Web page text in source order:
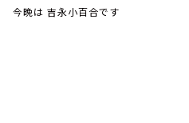
今晩は 吉永小百合です